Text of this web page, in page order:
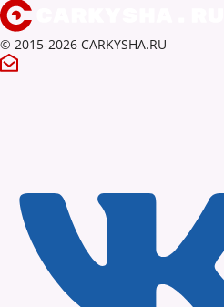
© 2015-2026 CARKYSHA.RU